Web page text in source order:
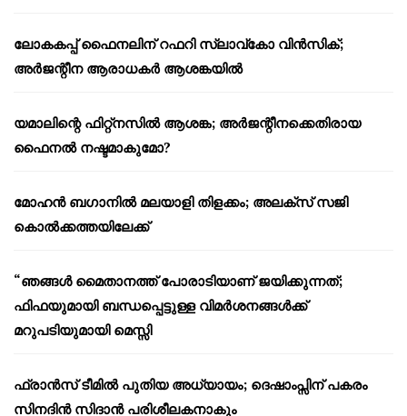
ലോകകപ്പ് ഫൈനലിന് റഫറി സ്ലാവ്‌കോ വിൻസിക്;
അർജന്റീന ആരാധകർ ആശങ്കയിൽ
യമാലിന്റെ ഫിറ്റ്നസിൽ ആശങ്ക; അർജന്റീനക്കെതിരായ
ഫൈനൽ നഷ്ടമാകുമോ?
മോഹൻ ബഗാനിൽ മലയാളി തിളക്കം; അലക്സ് സജി
കൊൽക്കത്തയിലേക്ക്
“ഞങ്ങൾ മൈതാനത്ത് പോരാടിയാണ് ജയിക്കുന്നത്;
ഫിഫയുമായി ബന്ധപ്പെട്ടുള്ള വിമർശനങ്ങൾക്ക്
മറുപടിയുമായി മെസ്സി
ഫ്രാൻസ് ടീമിൽ പുതിയ അധ്യായം; ദെഷാംപ്സിന് പകരം
സിനദിൻ സിദാൻ പരിശീലകനാകും